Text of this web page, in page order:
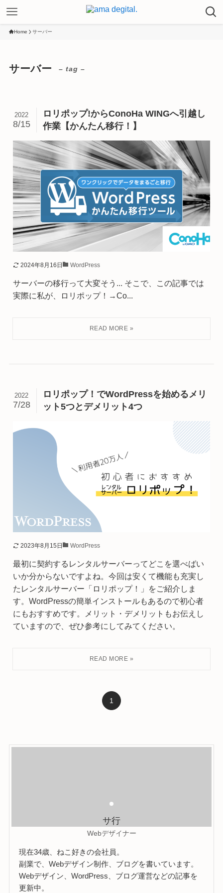
Home サーバー
サーバー – tag –
ロリポップ!からConoHa WINGへ引越し
作業【かんたん移行！】
2022
8/15
2024年8月16日 WordPress
サーバーの移行って大変そう... そこで、この記事では
実際に私が、ロリポップ！→Co...
ロリポップ！でWordPressを始めるメリ
ット5つとデメリット4つ
2022
7/28
2023年8月15日 WordPress
最初に契約するレンタルサーバーってどこを選べばい
いか分からないですよね。今回は安くて機能も充実し
たレンタルサーバー「ロリポップ！」をご紹介しま
す。WordPressの簡単インストールもあるので初心者
にもおすすめです。メリット・デメリットもお伝えし
ていますので、ぜひ参考にしてみてください。
1
サ行
Webデザイナー
現在34歳、ねこ好きの会社員。
副業で、Webデザイン制作、ブログを書いています。
Webデザイン、WordPress、ブログ運営などの記事を
更新中。